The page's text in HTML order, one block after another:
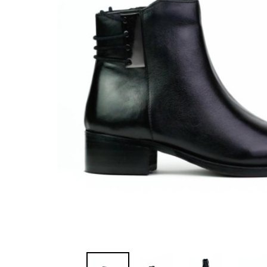
Zapatos
Javier Larrainza
Jim Sport
Luis gonzalo
Neosens
Polo Ralph Lauren
Ralph Lauren
Timberland
Tommy Hilfiger